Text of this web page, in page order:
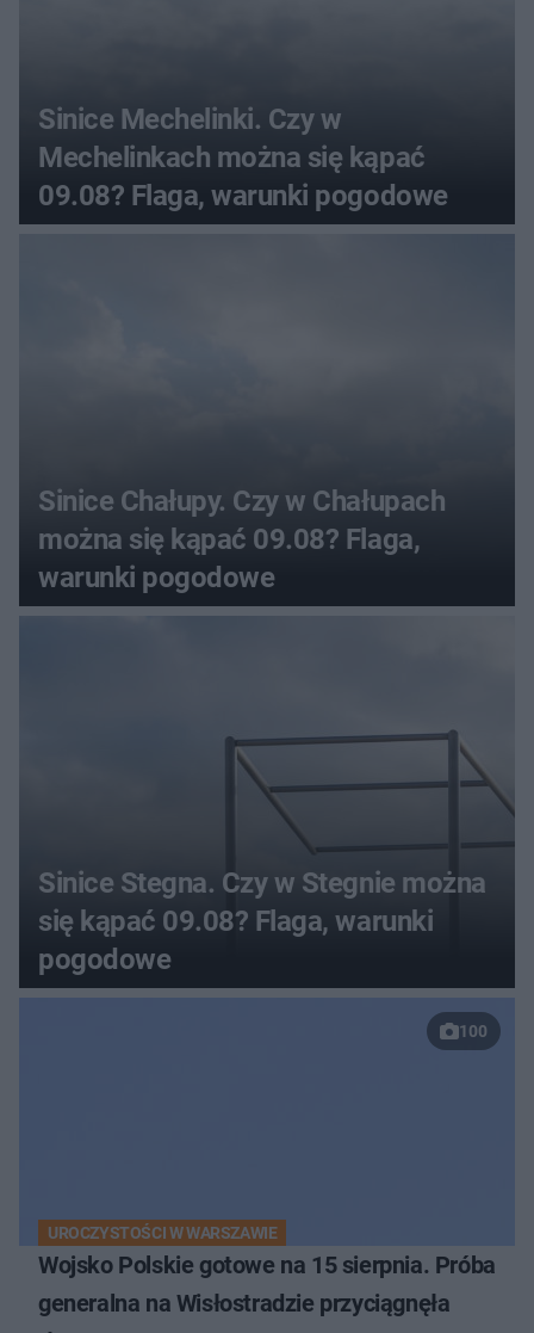
Sinice Mechelinki. Czy w
Mechelinkach można się kąpać
09.08? Flaga, warunki pogodowe
Sinice Chałupy. Czy w Chałupach
można się kąpać 09.08? Flaga,
warunki pogodowe
Sinice Stegna. Czy w Stegnie można
się kąpać 09.08? Flaga, warunki
pogodowe
100
UROCZYSTOŚCI W WARSZAWIE
Wojsko Polskie gotowe na 15 sierpnia. Próba
generalna na Wisłostradzie przyciągnęła